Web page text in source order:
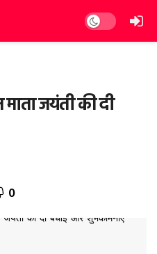
Dark mode
माता जयंती की दी
0